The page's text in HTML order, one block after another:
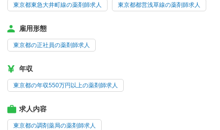
東京都東急大井町線の薬剤師求人 東京都都営浅草線の薬剤師求人
雇用形態
東京都の正社員の薬剤師求人
年収
東京都の年収550万円以上の薬剤師求人
求人内容
東京都の調剤薬局の薬剤師求人